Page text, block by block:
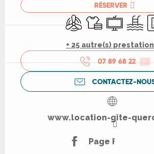
RÉSERVER
Air conditionné
Draps et linge
Télévision
Piscine
+ 25 autre(s)
07 89 68 22 ▒▒
CONTACTEZ-
www.location-gite-
Page Facebook